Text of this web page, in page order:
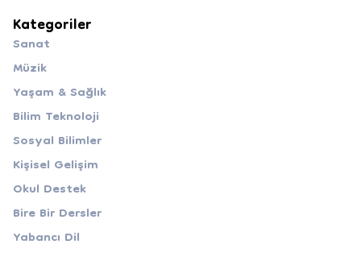
Kategoriler
Sanat
Müzik
Yaşam & Sağlık
Bilim Teknoloji
Sosyal Bilimler
Kişisel Gelişim
Okul Destek
Bire Bir Dersler
Yabancı Dil